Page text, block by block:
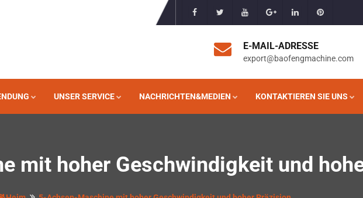
E-MAIL-ADRESSE
export@baofengmachine.com
UNSER SERVICE NACHRICHTEN&MEDIEN KONTAKTIEREN SIE UNS
mit hoher Geschwindigkeit und